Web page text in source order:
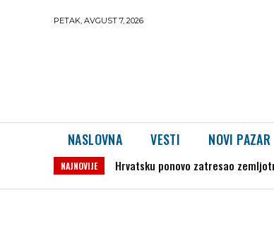
PETAK, AVGUST 7, 2026
NASLOVNA VESTI NOVI PAZAR
NAJNOVIJE Kulturni centar Novi Pazar